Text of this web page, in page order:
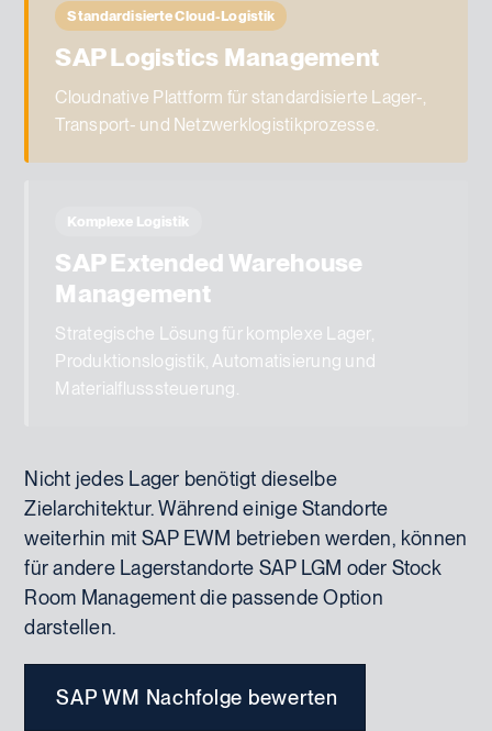
Standardisierte Cloud-Logistik
SAP Logistics Management
Cloudnative Plattform für standardisierte Lager-,
Transport- und Netzwerklogistikprozesse.
Komplexe Logistik
SAP Extended Warehouse
Management
Strategische Lösung für komplexe Lager,
Produktionslogistik, Automatisierung und
Materialflusssteuerung.
Nicht jedes Lager benötigt dieselbe
Zielarchitektur. Während einige Standorte
weiterhin mit SAP EWM betrieben werden, können
für andere Lagerstandorte SAP LGM oder Stock
Room Management die passende Option
darstellen.
SAP WM Nachfolge bewerten